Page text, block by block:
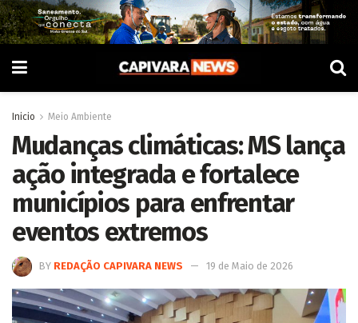
Inicio Meio Ambiente
Mudanças climáticas: MS lança
ação integrada e fortalece
municípios para enfrentar
eventos extremos
BY REDAÇÃO CAPIVARA NEWS 19 de Maio de 2026